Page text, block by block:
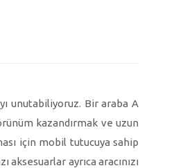
unutabiliyoruz. Bir araba A
kazandırmak ve uzun
için mobil tutucuya sahip
ayrıca aracınızı